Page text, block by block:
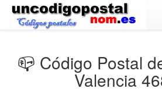
📪 Código Postal
Valencia